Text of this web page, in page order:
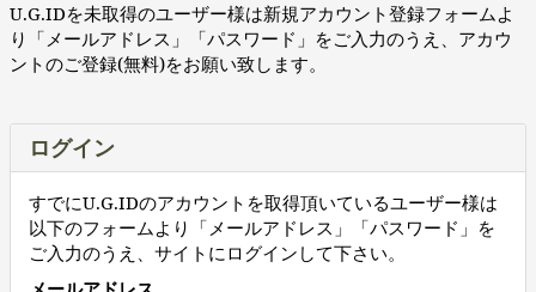
U.G.IDを未取得のユーザー様は新規アカウント登録フォームよ
り「メールアドレス」「パスワード」をご入力のうえ、アカウ
ントのご登録(無料)をお願い致します。
ログイン
すでにU.G.IDのアカウントを取得頂いているユーザー様は
以下のフォームより「メールアドレス」「パスワード」を
ご入力のうえ、サイトにログインして下さい。